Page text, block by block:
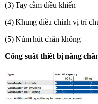
(3) Tay cằm điều khiển
(4) Khung điều chỉnh vị trí
(5) Núm hút chân không
Công suất thiết bị nâng